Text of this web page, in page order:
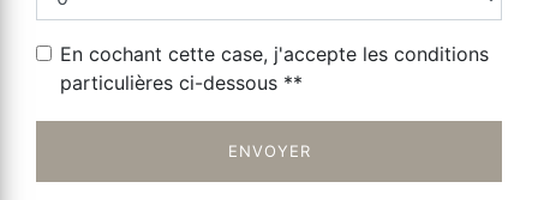
En cochant cette case, j'accepte les conditions
particulières ci-dessous **
ENVOYER